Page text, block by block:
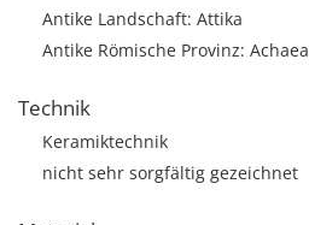
Antike Landschaft: Attika
Antike Römische Provinz: Achaea
Technik
Keramiktechnik
nicht sehr sorgfältig gezeichnet